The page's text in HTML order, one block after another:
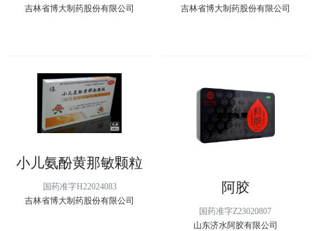
吉林省博大制药股份有限公司
吉林省博大制药股份有限公司
小儿氨酚黄那敏颗粒
国药准字H22024083
吉林省博大制药股份有限公司
阿胶
国药准字Z23020807
山东济水阿胶有限公司